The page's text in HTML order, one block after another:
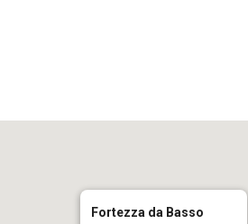
Fortezza da Basso